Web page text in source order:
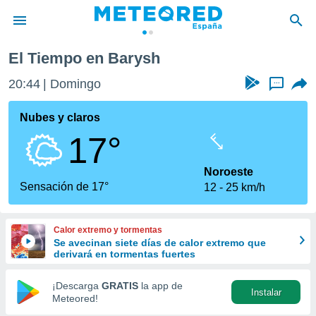
de
por
que se
calidad.
a este
las
y
forma
digital
basada
El Tiempo en Barysh
20:44 Domingo ...
Nubes y claros
17°
Sensación de 17°
Noroeste
12
25 km/h
Calor extremo y tormentas
Se avecinan siete días de calor extremo que
derivará en tormentas fuertes
¡Descarga GRATIS la app de
Meteored!
Instalar